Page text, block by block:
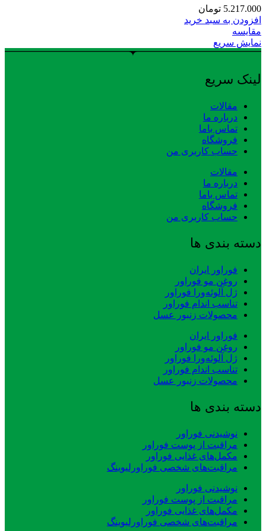
5.217.000 تومان
افزودن به سبد خرید
مقایسه
نمایش سریع
لینک سریع
مقالات
درباره ما
تماس باما
فروشگاه
حساب کاربری من
مقالات
درباره ما
تماس باما
فروشگاه
حساب کاربری من
دسته بندی ها
فوراور ایران
روغن مو فوراور
ژل آلوئه‌ورا فوراور
تناسب اندام فوراور
محصولات زنبور عسل
فوراور ایران
روغن مو فوراور
ژل آلوئه‌ورا فوراور
تناسب اندام فوراور
محصولات زنبور عسل
دسته بندی ها
نوشیدنی فوراور
مراقبت از پوست فوراور
مکمل‌های غذایی فوراور
مراقبت‌های شخصی فوراورلیوینگ
نوشیدنی فوراور
مراقبت از پوست فوراور
مکمل‌های غذایی فوراور
مراقبت‌های شخصی فوراورلیوینگ